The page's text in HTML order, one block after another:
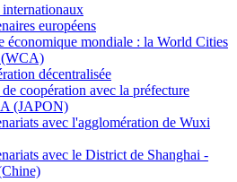
internationaux
européens
économique mondiale : la World Cities
décentralisée
coopération avec la préfecture
(JAPON)
avec l'agglomération de Wuxi
avec le District de Shanghai -